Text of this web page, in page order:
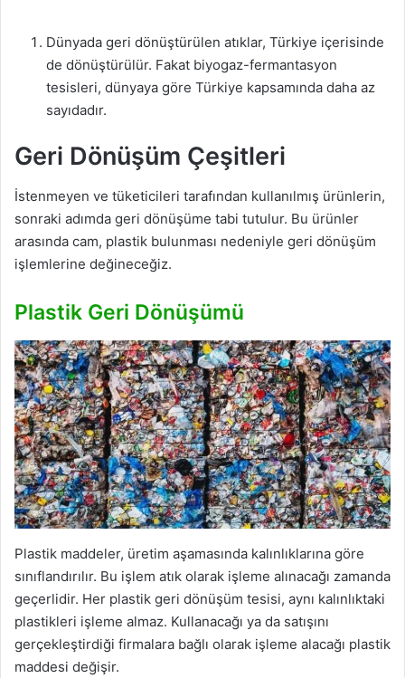
Dünyada geri dönüştürülen atıklar, Türkiye içerisinde
de dönüştürülür. Fakat biyogaz-fermantasyon
tesisleri, dünyaya göre Türkiye kapsamında daha az
sayıdadır.
Geri Dönüşüm Çeşitleri
İstenmeyen ve tüketicileri tarafından kullanılmış ürünlerin,
sonraki adımda geri dönüşüme tabi tutulur. Bu ürünler
arasında cam, plastik bulunması nedeniyle geri dönüşüm
işlemlerine değineceğiz.
Plastik Geri Dönüşümü
Plastik maddeler, üretim aşamasında kalınlıklarına göre
sınıflandırılır. Bu işlem atık olarak işleme alınacağı zamanda
geçerlidir. Her plastik geri dönüşüm tesisi, aynı kalınlıktaki
plastikleri işleme almaz. Kullanacağı ya da satışını
gerçekleştirdiği firmalara bağlı olarak işleme alacağı plastik
maddesi değişir.